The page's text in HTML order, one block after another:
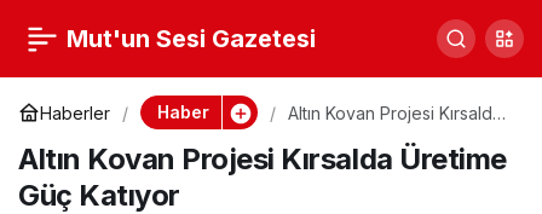
Mut'un Sesi Gazetesi
Haberler Haber
Altın Kovan Projesi Kırsalda
Altın Kovan Projesi Kırsalda Üretime
Güç Katıyor
Mersin’de 28. İnanç,
Barış ve Kardeşlik
Buluşması
0 Paylaş